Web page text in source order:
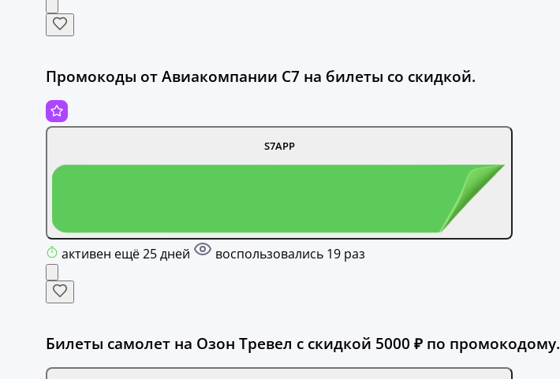
Промокоды от Авиакомпании С7 на билеты со скидкой.
S7APP
активен ещё 25 дней воспользовались 19 раз
Билеты самолет на Озон Тревел с скидкой 5000 ₽ по промокодому.